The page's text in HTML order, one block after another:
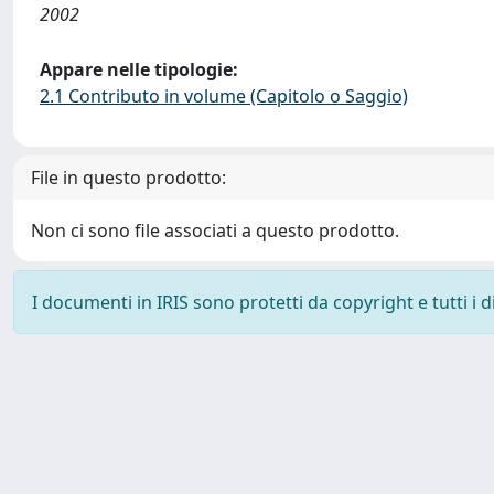
2002
Appare nelle tipologie:
2.1 Contributo in volume (Capitolo o Saggio)
File in questo prodotto:
Non ci sono file associati a questo prodotto.
I documenti in IRIS sono protetti da copyright e tutti i